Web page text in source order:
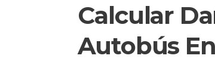
Calcular
Autobús